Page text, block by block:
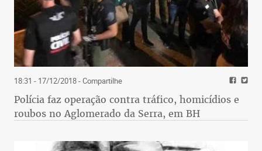
18:31 - 17/12/2018- Compartilhe
Polícia faz operação contra tráfico, homicídios e
roubos no Aglomerado da Serra, em BH